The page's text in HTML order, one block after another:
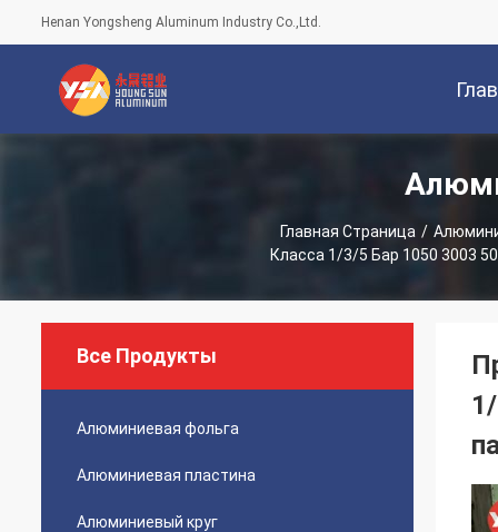
Henan Yongsheng Aluminum Industry Co.,Ltd.
Главная Страница /
Класса 1/3/5 Бар 1050 3003
Все Продукты
Алюминиевая фольга
Алюминиевая пластина
Алюминиевый круг